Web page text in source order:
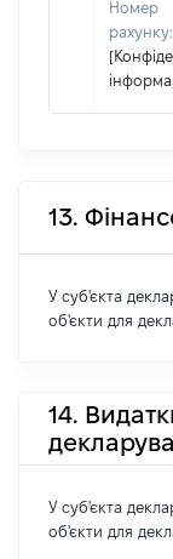
Номер
рахунку:
13.
У суб'єкта
об'єкти для
14.
У суб'єкта
об'єкти для